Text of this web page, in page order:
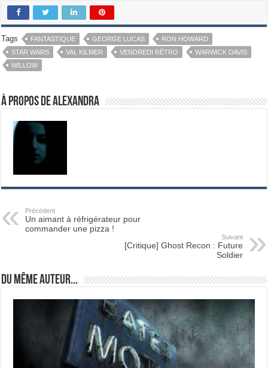
Tags FANTASTIQUE GEORGE LUCAS
RON HOWARD
STAR WARS
VAL KILMER VENDREDI RÉTRO
WARWICK DAVIS
WILLOW
À propos de Alexandra
Précédent
Un aimant à réfrigérateur pour
commander une pizza !
Suivant
[Critique] Ghost Recon : Future
Soldier
Du même auteur...